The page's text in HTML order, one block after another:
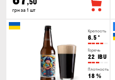
грн за 1 шт
Крепость
6.5 °
Горечь
22 IBU
Плотность
18 %